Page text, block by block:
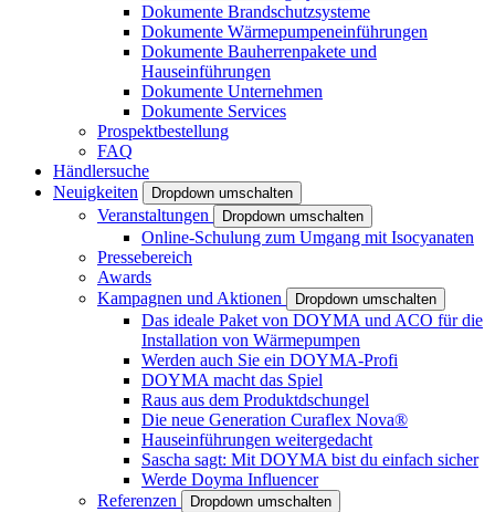
Dokumente Brandschutzsysteme
Dokumente Wärmepumpeneinführungen
Dokumente Bauherrenpakete und
Hauseinführungen
Dokumente Unternehmen
Dokumente Services
Prospektbestellung
FAQ
Händlersuche
Neuigkeiten
Dropdown umschalten
Veranstaltungen Dropdown umschalten
Online-Schulung zum Umgang mit Isocyanaten
Pressebereich
Awards
Kampagnen und Aktionen
Dropdown umschalten
Das ideale Paket von DOYMA und ACO für die
Installation von Wärmepumpen
Werden auch Sie ein DOYMA-Profi
DOYMA macht das Spiel
Raus aus dem Produktdschungel
Die neue Generation Curaflex Nova®
Hauseinführungen weitergedacht
Sascha sagt: Mit DOYMA bist du einfach sicher
Werde Doyma Influencer
Referenzen
Dropdown umschalten